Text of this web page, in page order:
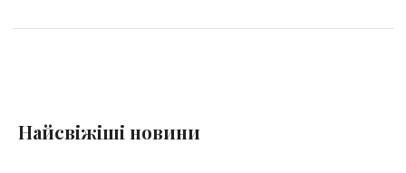
Найсвіжіші новини